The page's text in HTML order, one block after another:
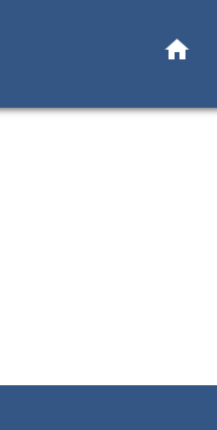
home